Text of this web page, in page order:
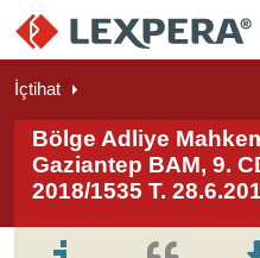
İçtihat
Bölge Adliye
Gaziantep BAM, 9.
2018/1535 T.